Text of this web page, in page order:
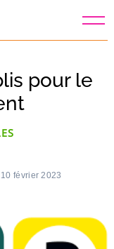
pour le
10 février 2023